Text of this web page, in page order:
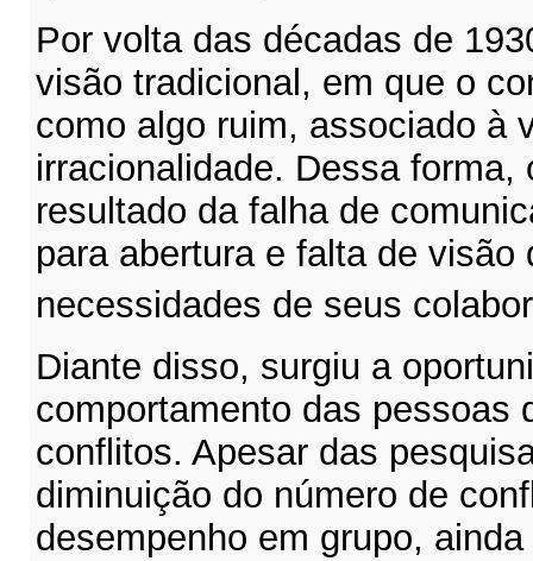
Por volta das décadas de
visão tradicional, em que o
como algo ruim, associado à
irracionalidade. Dessa
resultado da falha de
para abertura e falta de
necessidades de seus
Diante disso, surgiu a
comportamento das pessoas
conflitos. Apesar das
diminuição do número de
desempenho em grupo,